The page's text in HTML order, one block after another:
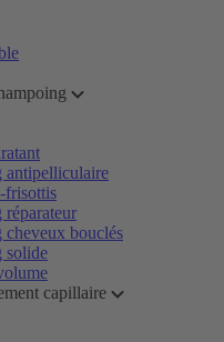
antipelliculaire
frisottis
réparateur
cheveux bouclés
solide
capillaire